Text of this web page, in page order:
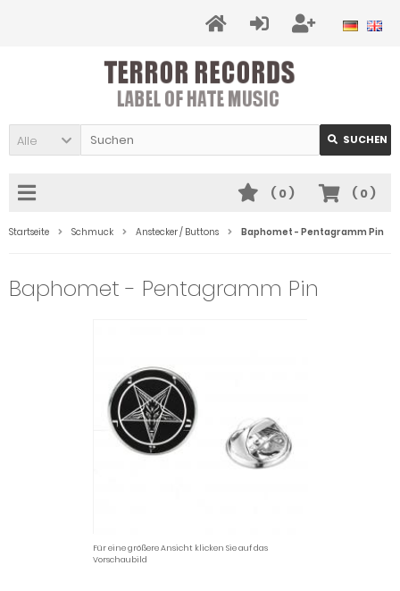
Alle SUCHEN
( 0)
( 0)
Startseite Schmuck Anstecker / Buttons Baphomet - Pentagramm Pin
Baphomet - Pentagramm Pin
Für eine größere Ansicht klicken Sie auf das
Vorschaubild